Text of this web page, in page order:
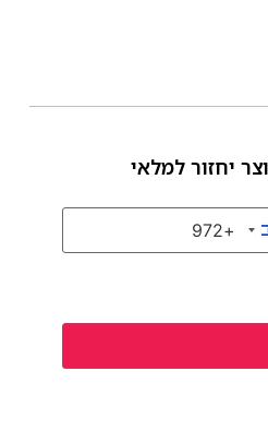
יחזור למלאי
Israel+972